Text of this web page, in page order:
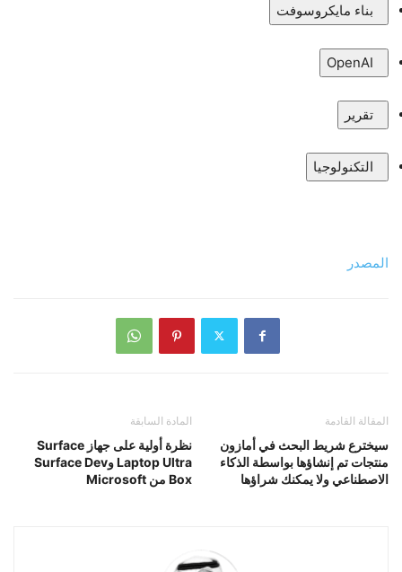
بناء مايكروسوفت
OpenAI
تقرير
التكنولوجيا
المصدر
المادة السابقة
نظرة أولية على جهاز Surface
Laptop Ultra وSurface Dev
Box من Microsoft
المقالة القادمة
سيخترع شريط البحث في أمازون
منتجات تم إنشاؤها بواسطة الذكاء
الاصطناعي ولا يمكنك شراؤها